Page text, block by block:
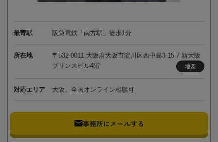
最寄駅 阪急電鉄「南方駅」徒歩1分
所在地
〒532-0011 大阪府大阪市淀川区西中島3-15-7 新大阪
プリンスビル4階
地図
対応エリア 大阪、全国オンライン相談可
事務所にメールする